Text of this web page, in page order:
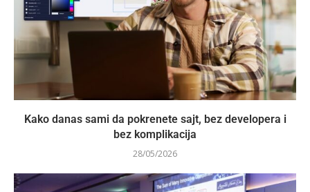
Kako danas sami da pokrenete sajt, bez developera i
bez komplikacija
28/05/2026